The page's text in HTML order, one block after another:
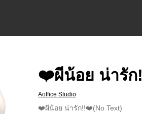
❤️ผีน้อย น่ารั
Aoffice Studio
❤️ผีน้อย น่ารัก!!❤️(No Text)